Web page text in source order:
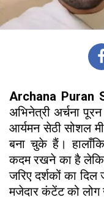
Archana Puran
अभिनेत्री अर्चना
आर्यमन सेठी सोशल
बना चुके हैं।
कदम रखने का है
जरिए दर्शकों का
मजेदार कंटेंट को